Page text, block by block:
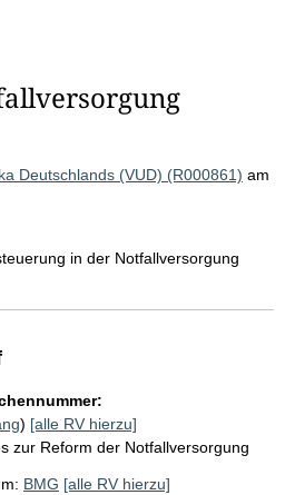
Deutschlands (VUD) (R000861) am
in der Notfallversorgung
) [alle RV hierzu]
zur Reform der Notfallversorgung
BMG [alle RV hierzu]